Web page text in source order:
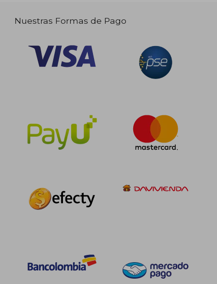
Nuestras Formas de Pago